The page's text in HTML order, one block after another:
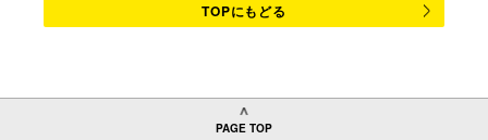
TOPにもどる
PAGE TOP